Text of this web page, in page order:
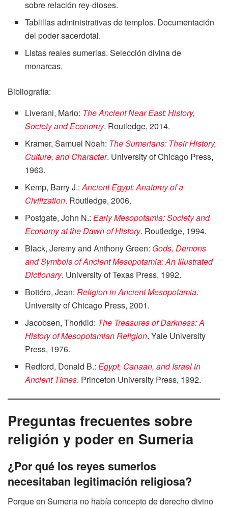
sobre relación rey-dioses.
Tablillas administrativas de templos. Documentación
del poder sacerdotal.
Listas reales sumerias. Selección divina de
monarcas.
Bibliografía:
Liverani, Mario: The Ancient Near East: History,
Society and Economy. Routledge, 2014.
Kramer, Samuel Noah: The Sumerians: Their History,
Culture, and Character. University of Chicago Press,
1963.
Kemp, Barry J.:Ancient Egypt: Anatomy of a
Civilization. Routledge, 2006.
Postgate, John N.:Early Mesopotamia: Society and
Economy at the Dawn of History. Routledge, 1994.
Black, Jeremy and Anthony Green: Gods, Demons
and Symbols of Ancient Mesopotamia: An Illustrated
Dictionary. University of Texas Press, 1992.
Bottéro, Jean:Religion in Ancient Mesopotamia.
University of Chicago Press, 2001.
Jacobsen, Thorkild: The Treasures of Darkness: A
History of Mesopotamian Religion. Yale University
Press, 1976.
Redford, Donald B.:Egypt, Canaan, and Israel in
Ancient Times. Princeton University Press, 1992.
Preguntas frecuentes sobre
religión y poder en Sumeria
¿Por qué los reyes sumerios
necesitaban legitimación religiosa?
Porque en Sumeria no había concepto de derecho divino